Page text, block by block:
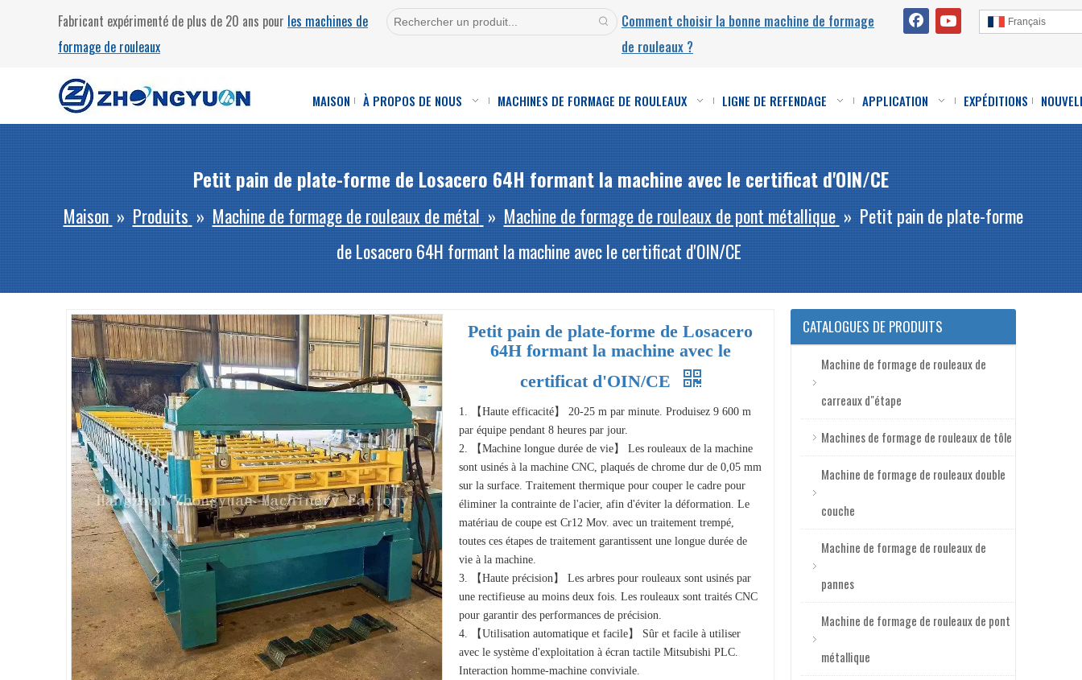
Fabricant expérimenté de plus de 20 ans pour les machines de
formage de rouleaux
Comment choisir la bonne machine de formage
de rouleaux ?
Français
MAISON À PROPOS DE NOUS MACHINES DE FORMAGE DE ROULEAUX LIGNE DE REFENDAGE APPLICATION EXPÉDITIONS
Petit pain de plate-forme de Losacero 64H formant la machine avec le certificat d'OIN/CE
Maison » Produits » Machine de formage de rouleaux de métal » Machine de formage de rouleaux de pont métallique » Petit pain de plate-forme
de Losacero 64H formant la machine avec le certificat d'OIN/CE
Petit pain de plate-forme de Losacero
64H formant la machine avec le
certificat d'OIN/CE
1. 【Haute efficacité】 20-25 m par minute. Produisez 9 600 m
par équipe pendant 8 heures par jour.
2. 【Machine longue durée de vie】 Les rouleaux de la machine
sont usinés à la machine CNC, plaqués de chrome dur de 0,05 mm
sur la surface. Traitement thermique pour couper le cadre pour
éliminer la contrainte de l'acier, afin d'éviter la déformation. Le
matériau de coupe est Cr12 Mov. avec un traitement trempé,
toutes ces étapes de traitement garantissent une longue durée de
vie à la machine.
3. 【Haute précision】 Les arbres pour rouleaux sont usinés par
une rectifieuse au moins deux fois. Les rouleaux sont traités CNC
pour garantir des performances de précision.
4. 【Utilisation automatique et facile】 Sûr et facile à utiliser
avec le système d'exploitation à écran tactile Mitsubishi PLC.
Interaction homme-machine conviviale.
CATALOGUES DE PRODUITS
Machine de formage de rouleaux de
carreaux d"étape
Machines de formage de rouleaux de tôle
Machine de formage de rouleaux double
couche
Machine de formage de rouleaux de
pannes
Machine de formage de rouleaux de pont
métallique
Petit pain automatique de plate-forme d'épaisseur de 2.0mm formant la machine